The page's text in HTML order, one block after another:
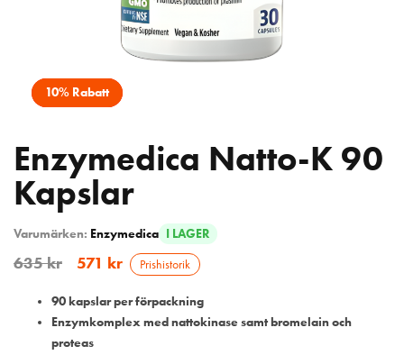
10% Rabatt
Enzymedica Natto-K 90
Kapslar
Varumärken: Enzymedica I LAGER
635kr 571 kr Prishistorik
90 kapslar per förpackning
Enzymkomplex med nattokinase samt bromelain och
proteas